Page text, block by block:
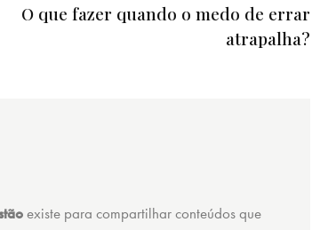
O que fazer quando o medo de errar
atrapalha?
existe para compartilhar conteúdos que